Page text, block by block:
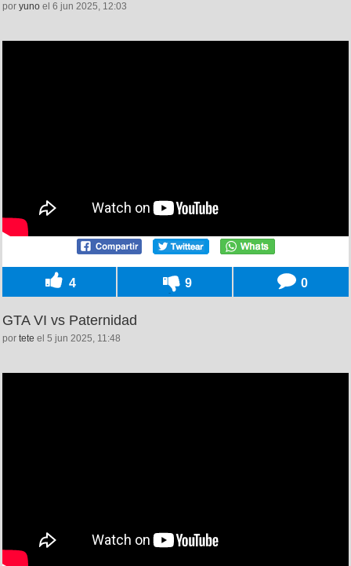
por yuno el 6 jun 2025, 12:03
4 9 0
GTA VI vs Paternidad
por tete el 5 jun 2025, 11:48